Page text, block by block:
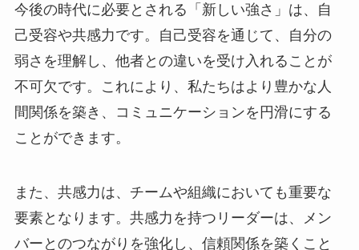
今後の時代に必要とされる「新しい強さ」は、自
己受容や共感力です。自己受容を通じて、自分の
弱さを理解し、他者との違いを受け入れることが
不可欠です。これにより、私たちはより豊かな人
間関係を築き、コミュニケーションを円滑にする
ことができます。
また、共感力は、チームや組織においても重要な
要素となります。共感力を持つリーダーは、メン
バーとのつながりを強化し、信頼関係を築くこと